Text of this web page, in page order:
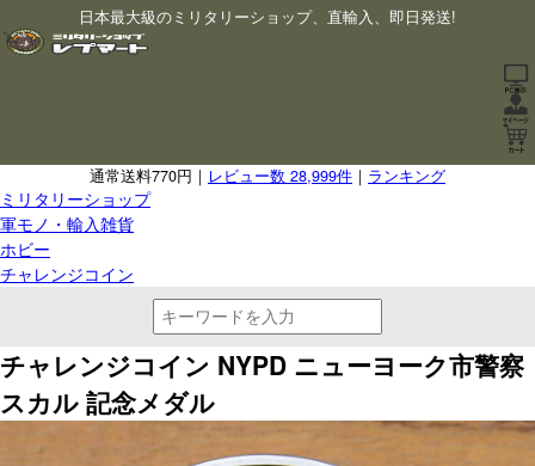
日本最大級のミリタリーショップ、直輸入、即日発送!
通常送料770円｜ レビュー数 28,999件 ｜ ランキング
ミリタリーショップ
軍モノ・輸入雑貨
ホビー
チャレンジコイン
チャレンジコイン NYPD ニューヨーク市警察
スカル 記念メダル